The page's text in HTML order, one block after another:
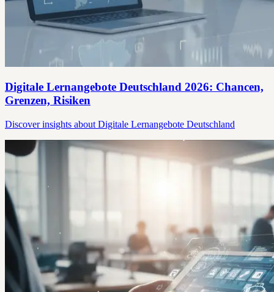
Digitale Lernangebote Deutschland 2026: Chancen,
Grenzen, Risiken
Discover insights about Digitale Lernangebote Deutschland